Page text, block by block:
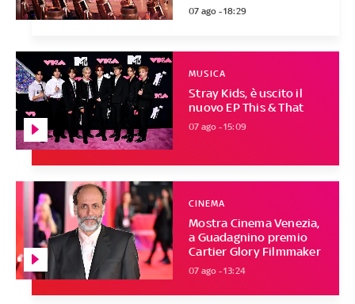
07 ago - 18:29
Stray Kids, è uscito il
nuovo EP This & That
MUSICA
07 ago - 15:09
Mostra Cinema Venezia,
a Guadagnino premio
Cartier Glory Filmmaker
CINEMA
07 ago - 13:24